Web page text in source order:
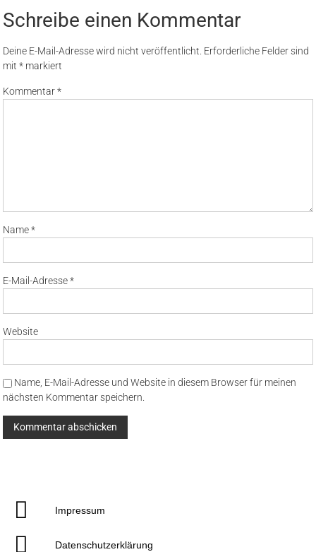
Schreibe einen Kommentar
Deine E-Mail-Adresse wird nicht veröffentlicht. Erforderliche Felder sind
mit* markiert
Kommentar*
Name*
E-Mail-Adresse*
Website
Name, E-Mail-Adresse und Website in diesem Browser für meinen
nächsten Kommentar speichern.
Impressum
Datenschutzerklärung